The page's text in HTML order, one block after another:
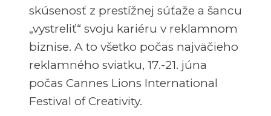
skúsenosť z prestížnej súťaže a šancu
„vystreliť“ svoju kariéru v reklamnom
biznise. A to všetko počas najväčieho
reklamného sviatku, 17.-21. júna
počas Cannes Lions International
Festival of Creativity.